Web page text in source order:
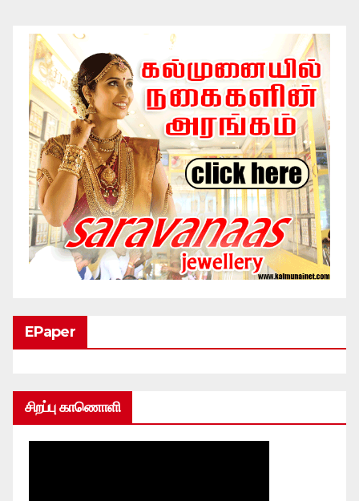
EPaper
சிறப்பு காணொளி